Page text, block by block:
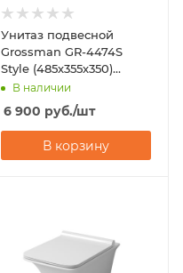
Унитаз подвесной
Grossman GR-4474S
Style (485х355х350)
безободковый
В наличии
6 900 руб./шт
В корзину